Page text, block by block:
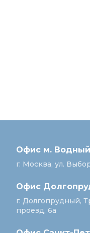
Офис м.
г. Москва, ул.
Офис
г. Долгопрудный,
проезд, 6а